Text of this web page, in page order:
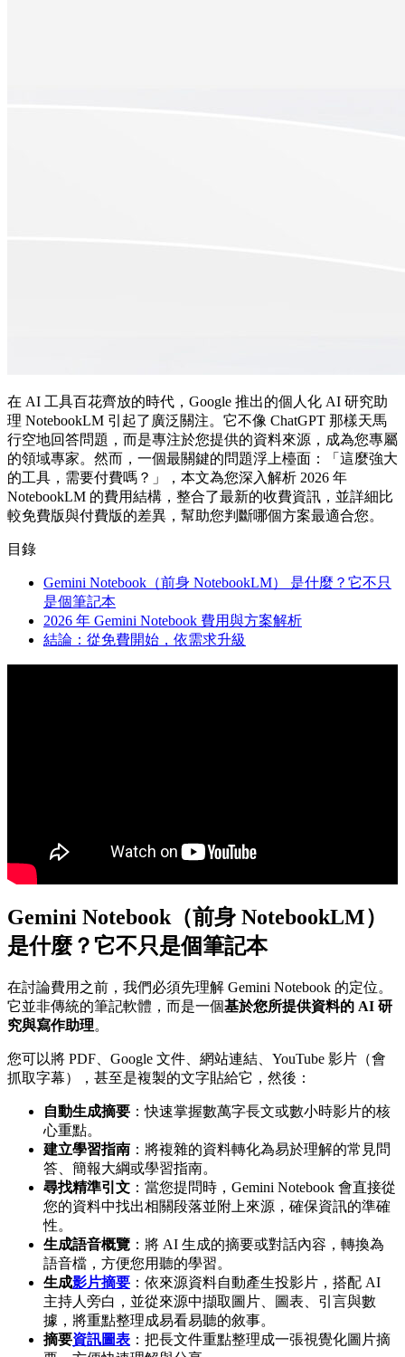
在 AI 工具百花齊放的時代，Google 推出的個人化 AI 研究助
理 NotebookLM 引起了廣泛關注。它不像 ChatGPT 那樣天馬
行空地回答問題，而是專注於您提供的資料來源，成為您專屬
的領域專家。然而，一個最關鍵的問題浮上檯面：「這麼強大
的工具，需要付費嗎？」，本文為您深入解析 2026 年
NotebookLM 的費用結構，整合了最新的收費資訊，並詳細比
較免費版與付費版的差異，幫助您判斷哪個方案最適合您。
目錄
Gemini Notebook（前身 NotebookLM） 是什麼？它不只
是個筆記本
2026 年 Gemini Notebook 費用與方案解析
結論：從免費開始，依需求升級
Gemini Notebook（前身 NotebookLM）
是什麼？它不只是個筆記本
在討論費用之前，我們必須先理解 Gemini Notebook 的定位。
它並非傳統的筆記軟體，而是一個基於您所提供資料的 AI 研
究與寫作助理。
您可以將 PDF、Google 文件、網站連結、YouTube 影片（會
抓取字幕），甚至是複製的文字貼給它，然後：
自動生成摘要 ：快速掌握數萬字長文或數小時影片的核
心重點。
建立學習指南 ：將複雜的資料轉化為易於理解的常見問
答、簡報大綱或學習指南。
尋找精準引文 ：當您提問時，Gemini Notebook 會直接從
您的資料中找出相關段落並附上來源，確保資訊的準確
性。
生成語音概覽 ：將 AI 生成的摘要或對話內容，轉換為
語音檔，方便您用聽的學習。
生成影片摘要 ：依來源資料自動產生投影片，搭配 AI
主持人旁白，並從來源中擷取圖片、圖表、引言與數
據，將重點整理成易看易聽的敘事。
摘要資訊圖表 ：把長文件重點整理成一張視覺化圖片摘